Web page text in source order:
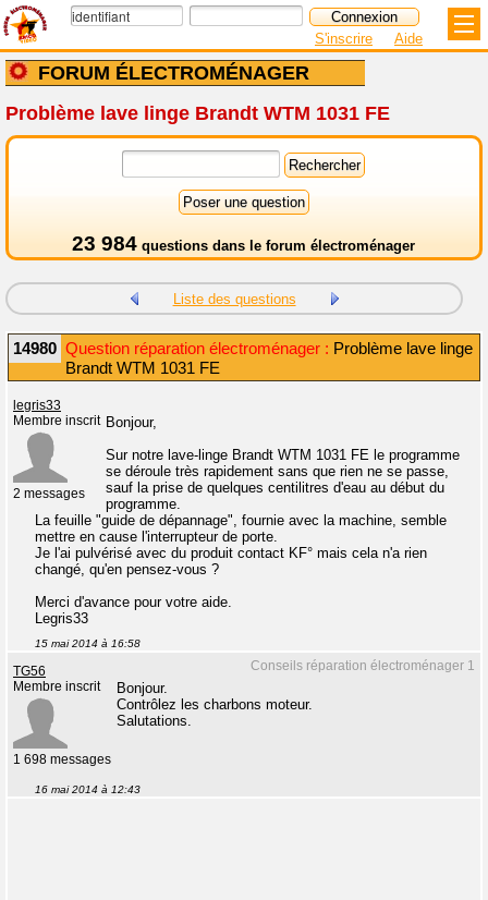
FORUM ÉLECTROMÉNAGER
S'inscrire Aide
Problème lave linge Brandt WTM 1031 FE
23 984 questions dans le forum électroménager
Liste des questions
14980 Question réparation électroménager : Problème lave linge
Brandt WTM 1031 FE
legris33
Membre inscrit
2 messages
Bonjour,
Sur notre lave-linge Brandt WTM 1031 FE le programme
se déroule très rapidement sans que rien ne se passe,
sauf la prise de quelques centilitres d'eau au début du
programme.
La feuille "guide de dépannage", fournie avec la machine, semble
mettre en cause l'interrupteur de porte.
Je l'ai pulvérisé avec du produit contact KF° mais cela n'a rien
changé, qu'en pensez-vous ?
Merci d'avance pour votre aide.
Legris33
15 mai 2014 à 16:58
Conseils réparation électroménager 1
TG56
Membre inscrit
1 698 messages
Bonjour.
Contrôlez les charbons moteur.
Salutations.
16 mai 2014 à 12:43